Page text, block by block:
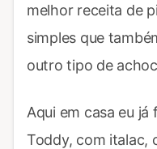
melhor receita de
simples que
outro tipo de
Aqui em casa eu
Toddy, com italac,